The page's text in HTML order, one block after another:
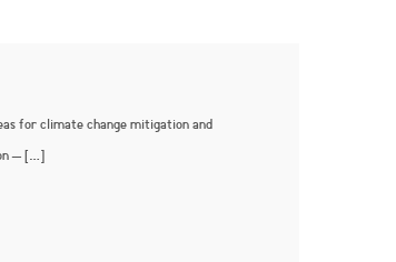
for climate change mitigation and
– […]